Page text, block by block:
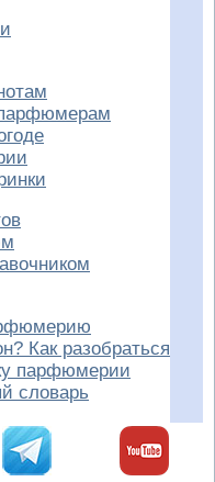
Как разобраться
парфюмерии
словарь